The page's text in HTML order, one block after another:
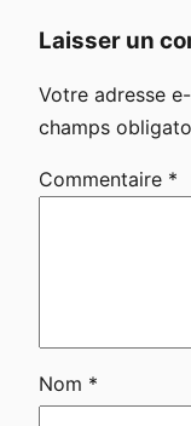
Laisser un
Votre adresse
champs
Commentaire *
Nom *